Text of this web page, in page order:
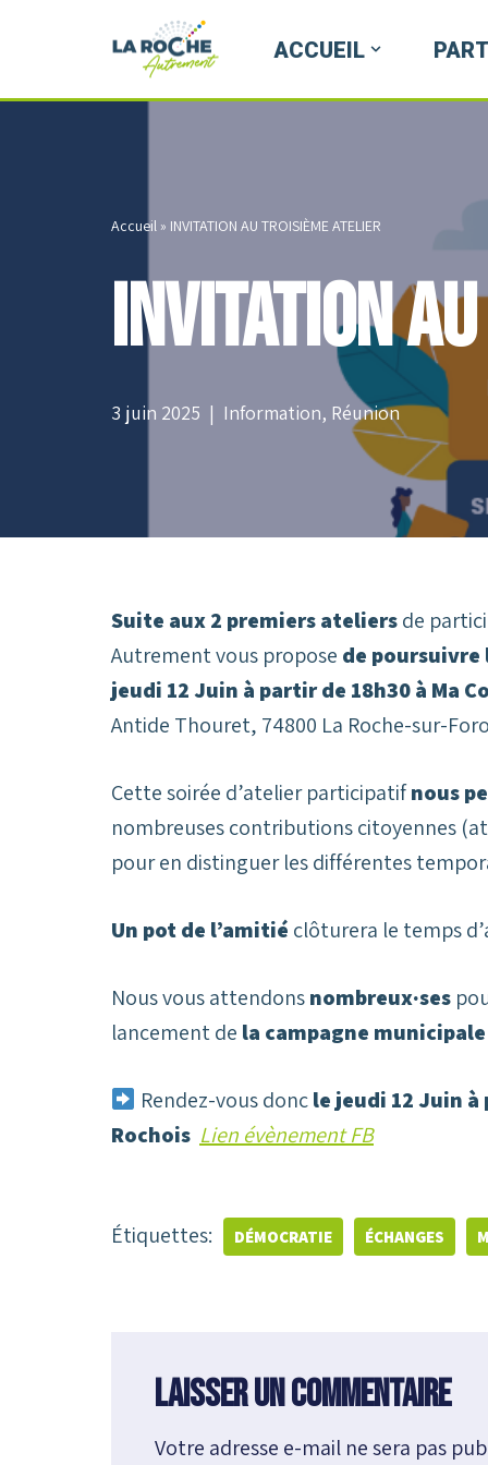
au
ACCUEIL
Accueil » INVITATION AU TROISIÈME ATELIER
INVITATION
3 juin 2025 Information, Réunion
Suite aux 2 premiers ateliersde
Autrement vous propose de poursuivre
jeudi 12 Juin à partir de 18h30 à Ma
Antide Thouret, 74800 La Roche-sur-
Cette soirée d’atelier participatifnous
nombreuses contributions citoyennes
pour en distinguer les différentes
Un pot de l’amitié clôturera le temps
Nous vous attendonsnombreux·ses
lancement de la campagne municipale
Rendez-vous doncle jeudi 12 Juin à
Rochois Lien évènement FB
Étiquettes: DÉMOCRATIE ÉCHANGES
Laisser un commentaire
Votre adresse e-mail ne sera pas
A